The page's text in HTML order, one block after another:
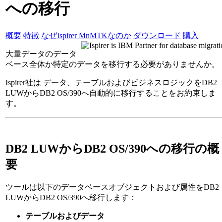
への移行
概要 特徴 なぜIspirer MnMTKなのか ダウンロード 購入
大量データのデータ
ベース全体か特定のデータを移行する必要がありませんか。
Ispirer社は データ、テーブルおよびビジネスロジックをDB2
LUWからDB2 OS/390へ自動的に移行することをお約束しま
す。
DB2 LUWからDB2 OS/390への移行の概
要
ツールは以下のデータベースオブジェクトおよび属性をDB2
LUWからDB2 OS/390へ移行します：
テーブルおよびデータ